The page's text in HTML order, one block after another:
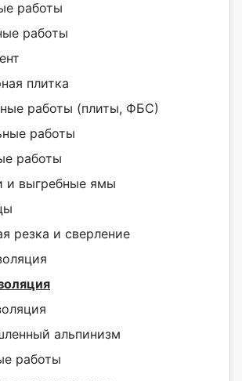
работы
работы
плитка
работы (плиты, ФБС)
работы
работы
и выгребные ямы
резка и сверление
альпинизм
работы